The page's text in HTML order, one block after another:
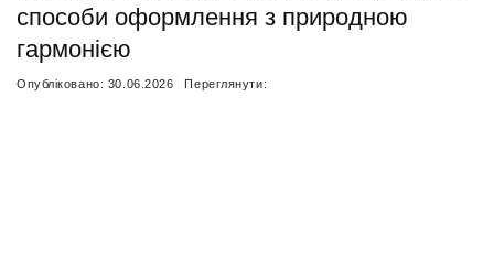
способи оформлення з природною
гармонією
Опубліковано: 30.06.2026 Переглянути: